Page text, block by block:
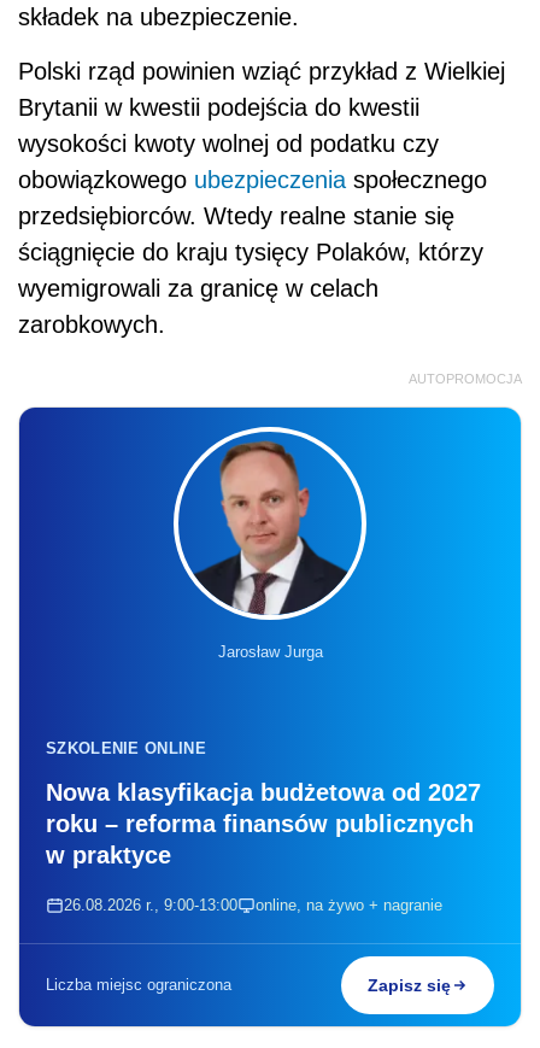
składek na ubezpieczenie.
Polski rząd powinien wziąć przykład z Wielkiej
Brytanii w kwestii podejścia do kwestii
wysokości kwoty wolnej od podatku czy
obowiązkowego ubezpieczenia społecznego
przedsiębiorców. Wtedy realne stanie się
ściągnięcie do kraju tysięcy Polaków, którzy
wyemigrowali za granicę w celach
zarobkowych.
AUTOPROMOCJA
Jarosław Jurga
SZKOLENIE ONLINE
Nowa klasyfikacja budżetowa od 2027
roku – reforma finansów publicznych
w praktyce
26.08.2026 r., 9:00-13:00 online, na żywo + nagranie
Liczba miejsc ograniczona Zapisz się